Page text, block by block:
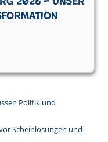
Politik und
Scheinlösungen und